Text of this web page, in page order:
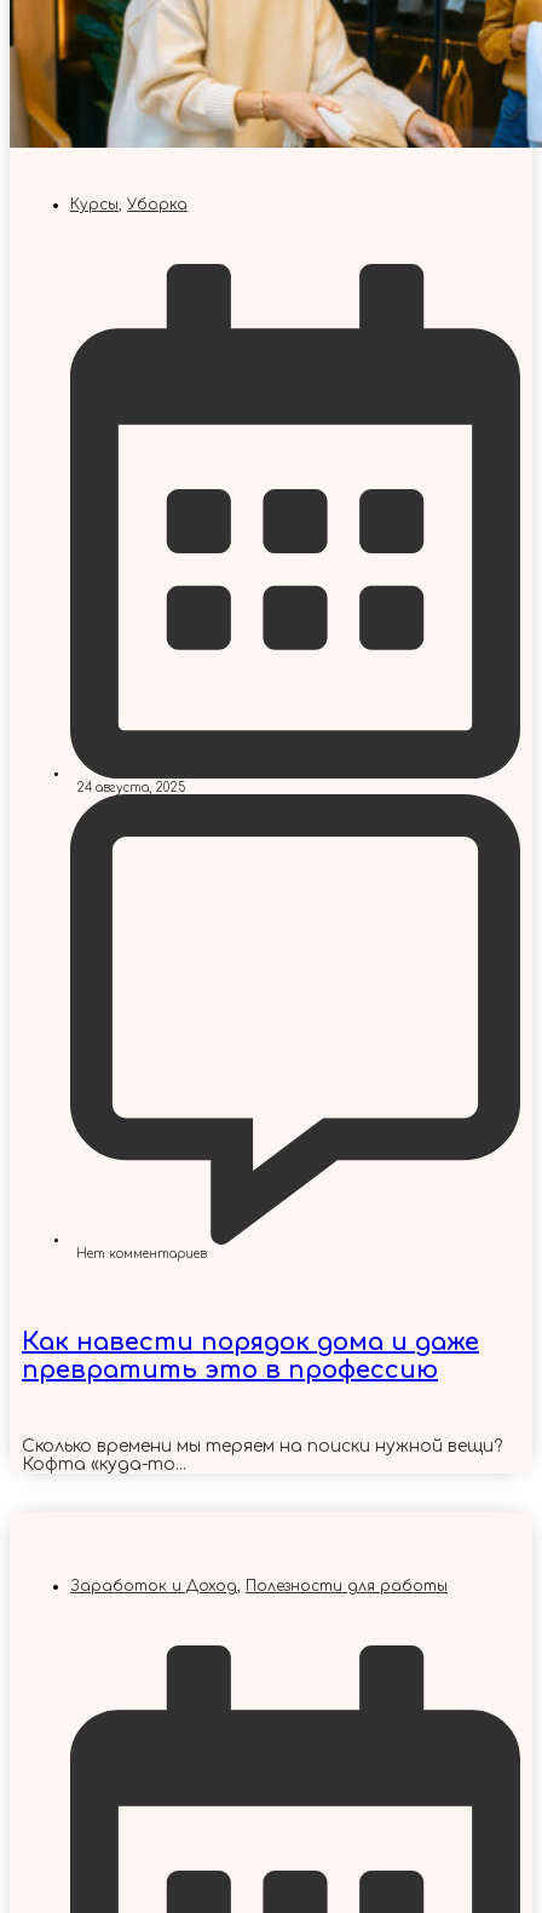
Курсы, Уборка
24 августа, 2025
Нет комментариев
Как навести порядок дома и даже
превратить это в профессию
Сколько времени мы теряем на поиски нужной вещи?
Кофта «куда-то...
Заработок и Доход, Полезности для работы